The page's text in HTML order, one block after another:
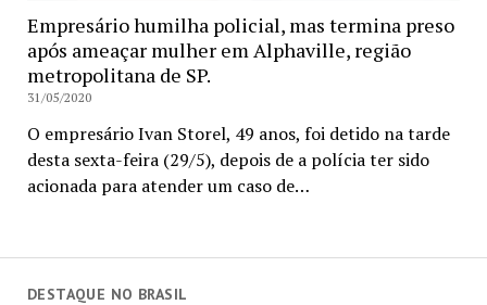
DESTAQUE NO BRASIL
Empresário humilha policial, mas termina preso
após ameaçar mulher em Alphaville, região
metropolitana de SP.
31/05/2020
O empresário Ivan Storel, 49 anos, foi detido na tarde
desta sexta-feira (29/5), depois de a polícia ter sido
acionada para atender um caso de…